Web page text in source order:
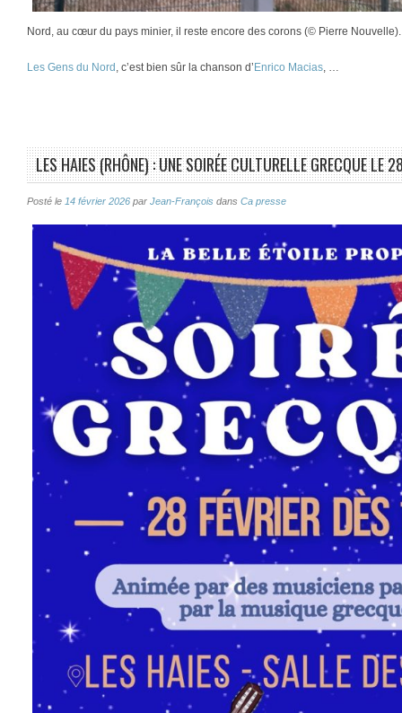
Nord, au cœur du pays minier, il reste encore des corons (© Pierre Nouvelle).
Les Gens du Nord , c’est bien sûr la chanson d’ Enrico Macias, …
LES HAIES (RHÔNE) : UNE SOIRÉE CULTURELLE GRECQUE LE
Posté le 14 février 2026 par Jean-François dans Ca presse